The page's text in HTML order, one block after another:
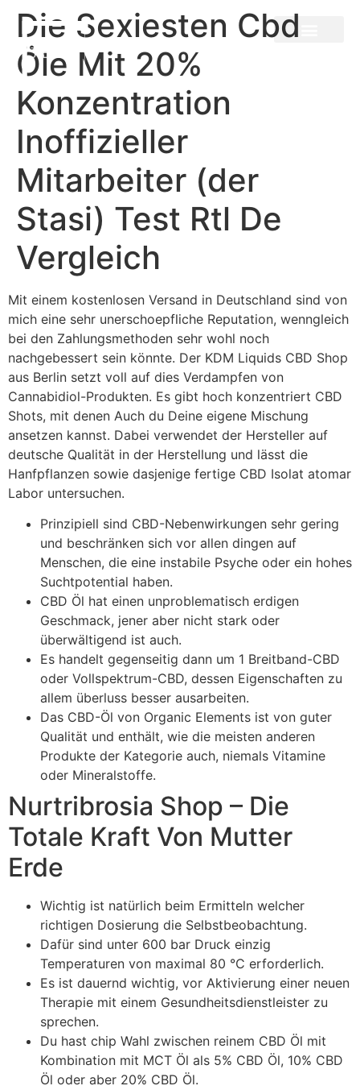
Die Sexiesten Cbd
Öle Mit 20%
Konzentration
Inoffizieller
Mitarbeiter (der
Stasi) Test Rtl De
Vergleich
Mit einem kostenlosen Versand in Deutschland sind von
mich eine sehr unerschoepfliche Reputation, wenngleich
bei den Zahlungsmethoden sehr wohl noch
nachgebessert sein könnte. Der KDM Liquids CBD Shop
aus Berlin setzt voll auf dies Verdampfen von
Cannabidiol-Produkten. Es gibt hoch konzentriert CBD
Shots, mit denen Auch du Deine eigene Mischung
ansetzen kannst. Dabei verwendet der Hersteller auf
deutsche Qualität in der Herstellung und lässt die
Hanfpflanzen sowie dasjenige fertige CBD Isolat atomar
Labor untersuchen.
Prinzipiell sind CBD-Nebenwirkungen sehr gering
und beschränken sich vor allen dingen auf
Menschen, die eine instabile Psyche oder ein hohes
Suchtpotential haben.
CBD Öl hat einen unproblematisch erdigen
Geschmack, jener aber nicht stark oder
überwältigend ist auch.
Es handelt gegenseitig dann um 1 Breitband-CBD
oder Vollspektrum-CBD, dessen Eigenschaften zu
allem überluss besser ausarbeiten.
Das CBD-Öl von Organic Elements ist von guter
Qualität und enthält, wie die meisten anderen
Produkte der Kategorie auch, niemals Vitamine
oder Mineralstoffe.
Nurtribrosia Shop – Die
Totale Kraft Von Mutter
Erde
Wichtig ist natürlich beim Ermitteln welcher
richtigen Dosierung die Selbstbeobachtung.
Dafür sind unter 600 bar Druck einzig
Temperaturen von maximal 80 °C erforderlich.
Es ist dauernd wichtig, vor Aktivierung einer neuen
Therapie mit einem Gesundheitsdienstleister zu
sprechen.
Du hast chip Wahl zwischen reinem CBD Öl mit
Kombination mit MCT Öl als 5% CBD Öl, 10% CBD
Öl oder aber 20% CBD Öl.